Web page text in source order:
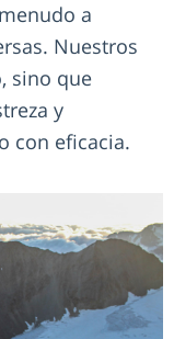
a
Nuestros
sino que
y
con eficacia.